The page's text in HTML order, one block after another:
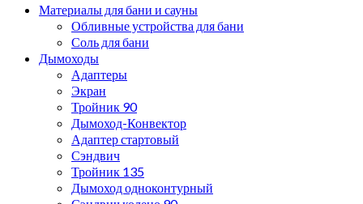
Материалы для бани и сауны
Обливные устройства для бани
Соль для бани
Дымоходы
Адаптеры
Экран
Тройник 90
Дымоход-Конвектор
Адаптер стартовый
Сэндвич
Тройник 135
Дымоход одноконтурный